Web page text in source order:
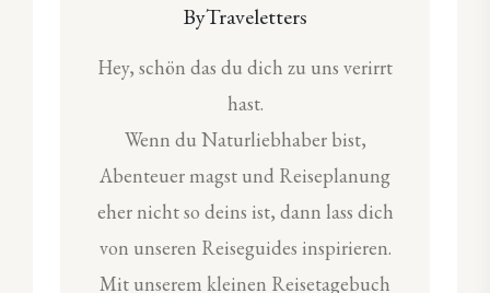
ByTraveletters
Hey, schön das du dich zu uns verirrt
hast.
Wenn du Naturliebhaber bist,
Abenteuer magst und Reiseplanung
eher nicht so deins ist, dann lass dich
von unseren Reiseguides inspirieren.
Mit unserem kleinen Reisetagebuch